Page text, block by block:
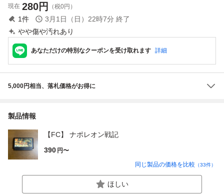
現在 280円 （税0円）
1件 3月1日（日）22時7分 終了
やや傷や汚れあり
あなただけの特別なクーポンを受け取れます 詳細
5,000円相当、落札価格がお得に
製品情報
【FC】 ナポレオン戦記
390 円〜
同じ製品の価格を比較 （33件）
ほしい